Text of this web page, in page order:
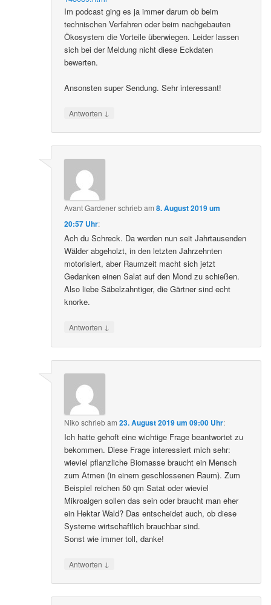
Im podcast ging es ja immer darum ob beim
technischen Verfahren oder beim nachgebauten
Ökosystem die Vorteile überwiegen. Leider lassen
sich bei der Meldung nicht diese Eckdaten
bewerten.
Ansonsten super Sendung. Sehr interessant!
Antworten ↓
Avant Gardenerschriebam8. August 2019 um
20:57 Uhr:
Ach du Schreck. Da werden nun seit Jahrtausenden
Wälder abgeholzt, in den letzten Jahrzehnten
motorisiert, aber Raumzeit macht sich jetzt
Gedanken einen Salat auf den Mond zu schießen.
Also liebe Säbelzahntiger, die Gärtner sind echt
knorke.
Antworten ↓
Niko schriebam23. August 2019 um 09:00 Uhr:
Ich hatte gehoft eine wichtige Frage beantwortet zu
bekommen. Diese Frage interessiert mich sehr:
wieviel pflanzliche Biomasse braucht ein Mensch
zum Atmen (in einem geschlossenen Raum). Zum
Beispiel reichen 50 qm Satat oder wieviel
Mikroalgen sollen das sein oder braucht man eher
ein Hektar Wald? Das entscheidet auch, ob diese
Systeme wirtschaftlich brauchbar sind.
Sonst wie immer toll, danke!
Antworten ↓